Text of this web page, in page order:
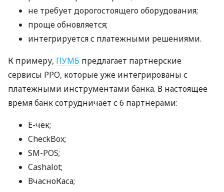
не требует дорогостоящего оборудования;
проще обновляется;
интегрируется с платежными решениями.
К примеру, ПУМБ предлагает партнерские
сервисы РРО, которые уже интегрированы с
платежными инструментами банка. В настоящее
время банк сотрудничает с 6 партнерами:
E-чек;
CheckBox;
SM-POS;
Cashalot;
ВчасноКаса;